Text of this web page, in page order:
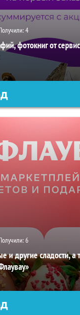
4
фотокниг от
6
и другие сладости, а